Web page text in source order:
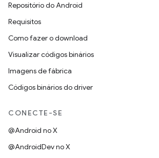
Repositório do Android
Requisitos
Como fazer o download
Visualizar códigos binários
Imagens de fábrica
Códigos binários do driver
CONECTE-SE
@Android no X
@AndroidDev no X